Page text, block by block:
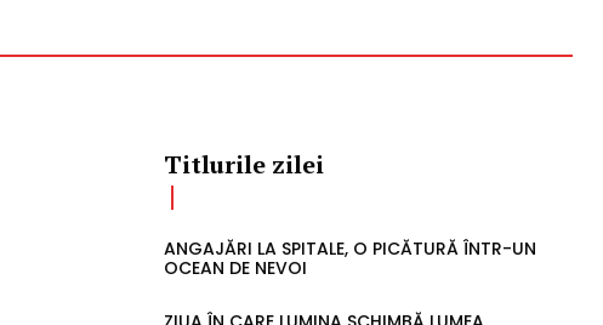
Titlurile zilei
ANGAJĂRI LA SPITALE, O PICĂTURĂ ÎNTR-UN
OCEAN DE NEVOI